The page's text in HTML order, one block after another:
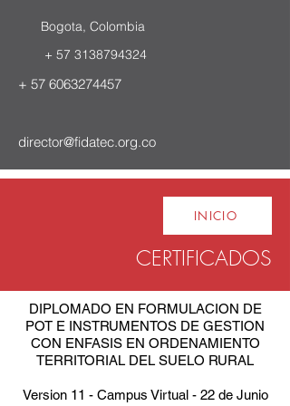
Bogota, Colombia
+ 57 3138794324
+ 57 6063274457
director@fidatec.org.co
INICIO
CERTIFICADOS
DIPLOMADO EN FORMULACION DE
POT E INSTRUMENTOS DE GESTION
CON ENFASIS EN ORDENAMIENTO
TERRITORIAL DEL SUELO RURAL
Version 11 - Campus Virtual - 22 de Junio